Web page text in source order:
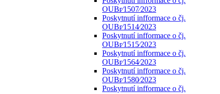
OUBr⁄1507⁄2023
Poskytnutí infformace o čj.
OUBr⁄1514⁄2023
Poskytnutí infformace o čj.
OUBr⁄1515⁄2023
Poskytnutí infformace o čj.
OUBr⁄1564⁄2023
Poskytnutí infformace o čj.
OUBr⁄1580⁄2023
Poskytnutí infformace o čj.